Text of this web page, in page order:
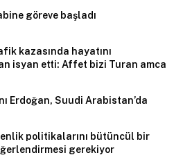
göreve başladı
kazasında hayatını
isyan etti: Affet bizi Turan amca
Erdoğan, Suudi Arabistan’da
politikalarını bütüncül bir
gerekiyor